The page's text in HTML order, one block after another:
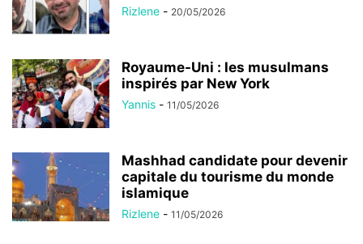
Rizlene - 20/05/2026
Royaume-Uni : les musulmans
inspirés par New York
Yannis - 11/05/2026
Mashhad candidate pour devenir
capitale du tourisme du monde
islamique
Rizlene - 11/05/2026